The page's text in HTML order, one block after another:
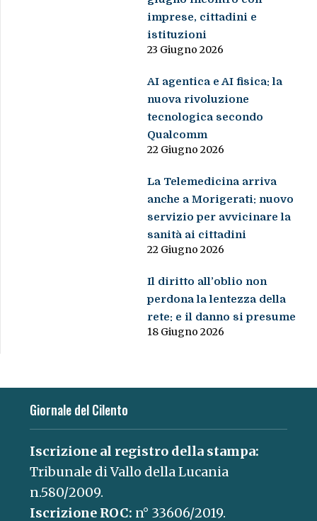
imprese, cittadini e
istituzioni
23 Giugno 2026
AI agentica e AI fisica: la
nuova rivoluzione
tecnologica secondo
Qualcomm
22 Giugno 2026
La Telemedicina arriva
anche a Morigerati: nuovo
servizio per avvicinare la
sanità ai cittadini
22 Giugno 2026
Il diritto all’oblio non
perdona la lentezza della
rete: e il danno si presume
18 Giugno 2026
Giornale del Cilento
Iscrizione al registro della stampa:
Tribunale di Vallo della Lucania
n.580/2009.
Iscrizione ROC: n° 33606/2019.